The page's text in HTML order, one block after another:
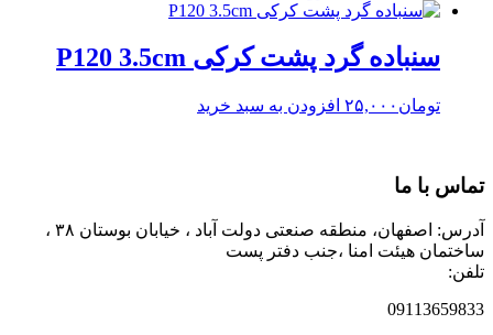
سنباده گرد پشت کرکی P120 3.5cm
تومان ۲۵,۰۰۰ افزودن به سبد خرید
تماس با ما
آدرس: اصفهان، منطقه صنعتی دولت آباد ، خیابان بوستان ۳۸ ،
ساختمان هیئت امنا ،جنب دفتر پست
تلفن:
09113659833